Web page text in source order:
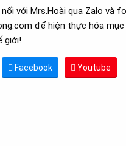
với Mrs.Hoài qua Zalo và
để hiện thực hóa
giới!
Facebook Youtube